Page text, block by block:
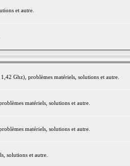
et autre.
Ghz), problèmes matériels, solutions et autre.
matériels, solutions et autre.
matériels, solutions et autre.
solutions et autre.